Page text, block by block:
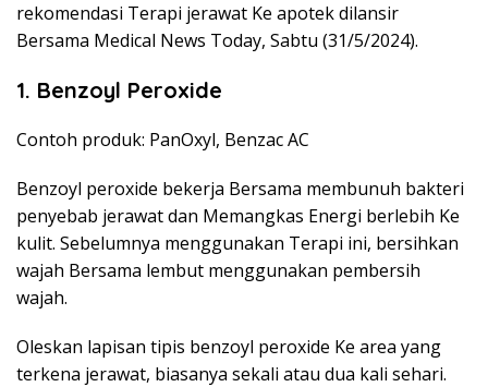
rekomendasi Terapi jerawat Ke apotek dilansir
Bersama Medical News Today, Sabtu (31/5/2024).
1. Benzoyl Peroxide
Contoh produk: PanOxyl, Benzac AC
Benzoyl peroxide bekerja Bersama membunuh bakteri
penyebab jerawat dan Memangkas Energi berlebih Ke
kulit. Sebelumnya menggunakan Terapi ini, bersihkan
wajah Bersama lembut menggunakan pembersih
wajah.
Oleskan lapisan tipis benzoyl peroxide Ke area yang
terkena jerawat, biasanya sekali atau dua kali sehari.